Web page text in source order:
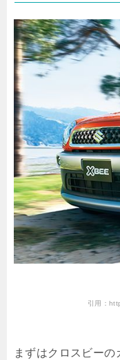
引用：
まずはクロスビーの